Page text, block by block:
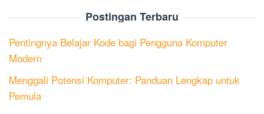
Postingan Terbaru
Pentingnya Belajar Kode bagi Pengguna Komputer
Modern
Menggali Potensi Komputer: Panduan Lengkap untuk
Pemula